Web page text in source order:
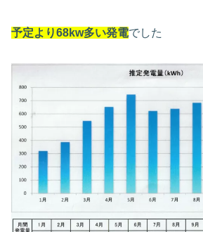
予定より68kw多い発電でした